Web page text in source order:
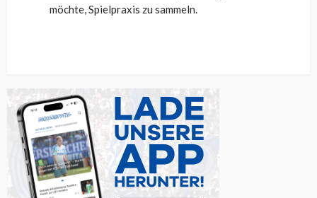
möchte, Spielpraxis zu sammeln.